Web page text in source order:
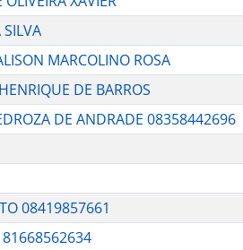
MARCOLINO ROSA
DE BARROS
DE ANDRADE 08358442696
08419857661
81668562634